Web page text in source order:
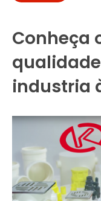
Conheça
industria